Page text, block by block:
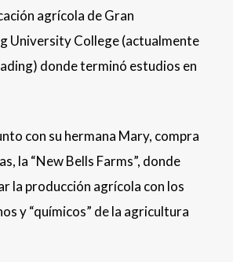
agrícola de Gran
University College (actualmente
donde terminó estudios en
con su hermana Mary, compra
la “New Bells Farms”, donde
la producción agrícola con los
y “químicos” de la agricultura